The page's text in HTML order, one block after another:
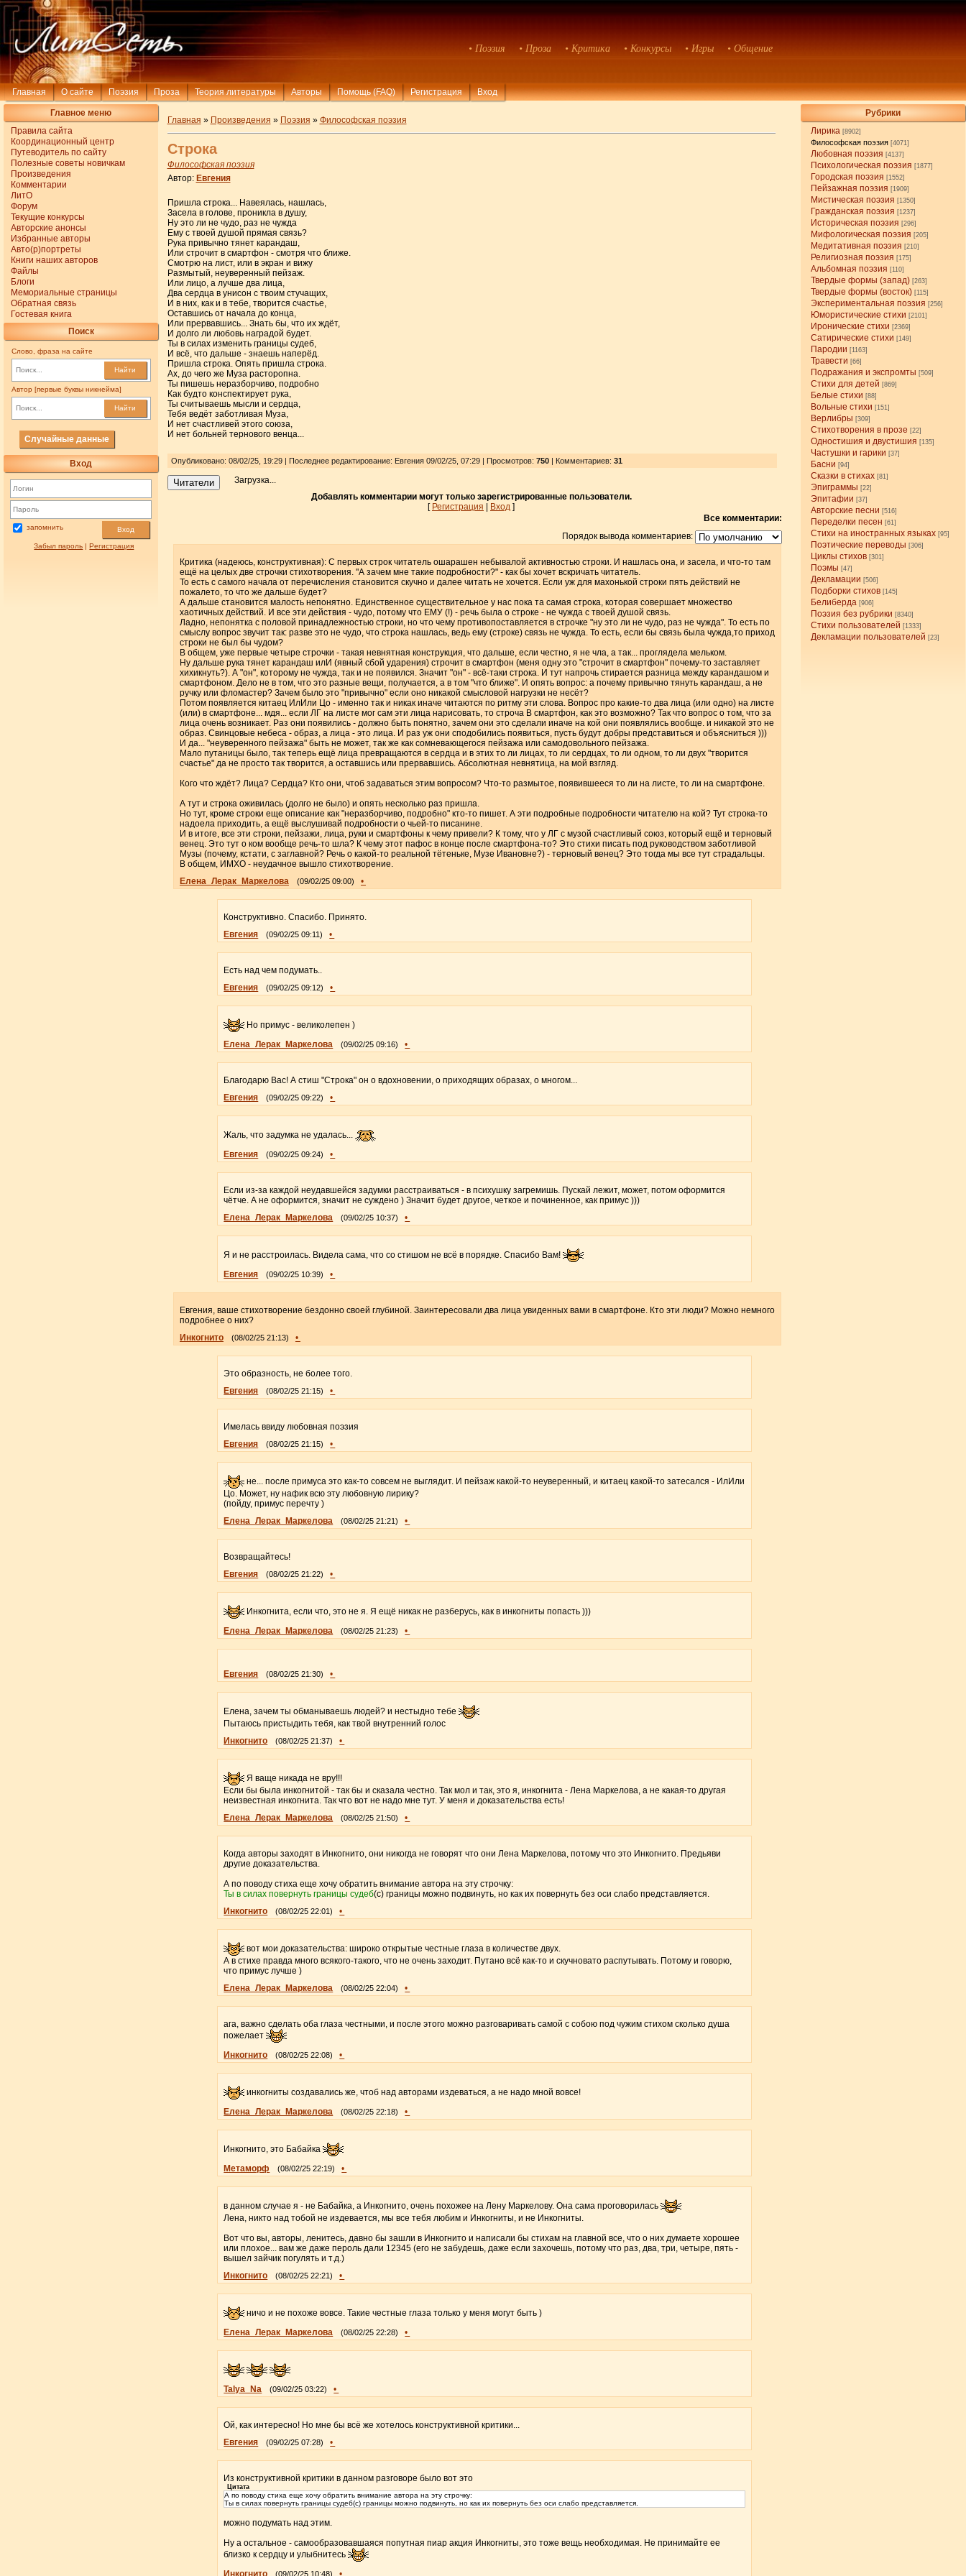
• Поэзия • Проза • Критика • Конкурсы • Игры • Общение
Главная О сайте Поэзия Проза Теория литературы Авторы Помощь (FAQ) Регистрация Вход
Главное меню
Правила сайта
Координационный центр
Путеводитель по сайту
Полезные советы новичкам
Произведения
Комментарии
ЛитО
Форум
Текущие конкурсы
Авторские анонсы
Избранные авторы
Авто(р)портреты
Книги наших авторов
Файлы
Блоги
Мемориальные страницы
Обратная связь
Гостевая книга
Поиск
Слово, фраза на сайте
Найти
Автор [первые буквы никнейма]
Найти
Случайные данные
Вход
запомнить Вход
Забыл пароль |Регистрация
Рубрики
Лирика [8902]
Философская поэзия [4071]
Любовная поэзия [4137]
Психологическая поэзия [1877]
Городская поэзия [1552]
Пейзажная поэзия [1909]
Мистическая поэзия [1350]
Гражданская поэзия [1237]
Историческая поэзия [296]
Мифологическая поэзия [205]
Медитативная поэзия [210]
Религиозная поэзия [175]
Альбомная поэзия [110]
Твердые формы (запад) [263]
Твердые формы (восток) [115]
Экспериментальная поэзия [256]
Юмористические стихи [2101]
Иронические стихи [2369]
Сатирические стихи [149]
Пародии [1163]
Травести [66]
Подражания и экспромты [509]
Стихи для детей [869]
Белые стихи [88]
Вольные стихи [151]
Верлибры [309]
Стихотворения в прозе [22]
Одностишия и двустишия [135]
Частушки и гарики [37]
Басни [94]
Сказки в стихах [81]
Эпиграммы [22]
Эпитафии [37]
Авторские песни [516]
Переделки песен [61]
Стихи на иностранных языках [95]
Поэтические переводы [306]
Циклы стихов [301]
Поэмы [47]
Декламации [506]
Подборки стихов [145]
Белиберда [906]
Поэзия без рубрики [8340]
Стихи пользователей [1333]
Декламации пользователей [23]
Главная » Произведения » Поэзия » Философская поэзия
Строка
Философская поэзия
Автор: Евгения
Пришла строка... Навеялась, нашлась,
Засела в голове, проникла в душу,
Ну это ли не чудо, раз не чужда
Ему с твоей душой прямая связь?
Рука привычно тянет карандаш,
Или строчит в смартфон - смотря что ближе.
Смотрю на лист, или в экран и вижу
Размытый, неуверенный пейзаж.
Или лицо, а лучше два лица,
Два сердца в унисон с твоим стучащих,
И в них, как и в тебе, творится счастье,
Оставшись от начала до конца,
Или прервавшись... Знать бы, что их ждёт,
И долго ли любовь наградой будет.
Ты в силах изменить границы судеб,
И всё, что дальше - знаешь наперёд.
Пришла строка. Опять пришла строка.
Ах, до чего же Муза расторопна.
Ты пишешь неразборчиво, подробно
Как будто конспектирует рука,
Ты считываешь мысли и сердца,
Тебя ведёт заботливая Муза,
И нет счастливей этого союза,
И нет больней тернового венца...
Опубликовано: 08/02/25, 19:29 | Последнее редактирование: Евгения 09/02/25, 07:29 | Просмотров: 750| Комментариев: 31
Читатели
Загрузка...
Добавлять комментарии могут только зарегистрированные пользователи.
[ Регистрация | Вход ]
Все комментарии:
Порядок вывода комментариев:
Критика (надеюсь, конструктивная): С первых строк читатель ошарашен небывалой активностью строки. И нашлась она, и засела, и что-то там
ещё на целых две строчки стихотворения. "А зачем мне такие подробности?" - как бы хочет вскричать читатель.
То есть с самого начала от перечисления становится скучно и далее читать не хочется. Если уж для махонькой строки пять действий не
пожалето, то что же дальше будет?
А дальше становится малость непонятно. Единственное существительное у нас пока та самая строка, которая совершает множество
хаотичных действий. И все эти действия - чудо, потому что ЕМУ (!) - речь была о строке - не чужда с твоей душой связь.
Ладно, непонятка с половой принадлежностью строки, но что чему противопоставляется в строчке "ну это ли не чудо, раз не чужда". То есть по
смыслу вопрос звучит так: разве это не чудо, что строка нашлась, ведь ему (строке) связь не чужда. То есть, если бы связь была чужда,то приход
строки не был бы чудом?
В общем, уже первые четыре строчки - такая невнятная конструкция, что дальше, если честно, я не чла, а так... проглядела мельком.
Ну дальше рука тянет карандаш илИ (явный сбой ударения) строчит в смартфон (меня одну это "строчит в смартфон" почему-то заставляет
хихикнуть?). А "он", которому не чужда, так и не появился. Значит "он" - всё-таки строка. И тут напрочь стирается разница между карандашом и
смартфоном. Дело не в том, что это разные вещи, получается, а в том "что ближе". И опять вопрос: а почему привычно тянуть карандаш, а не
ручку или фломастер? Зачем было это "привычно" если оно никакой смысловой нагрузки не несёт?
Потом появляется китаец ИлИли Цо - именно так и никак иначе читаются по ритму эти слова. Вопрос про какие-то два лица (или одно) на листе
(или) в смартфоне... мдя... если ЛГ на листе мог сам эти лица нарисовать, то строча В смартфон, как это возможно? Так что вопрос о том, что за
лица очень возникает. Раз они появились - должно быть понятно, зачем они это сделали иначе на кой они появлялись вообще. и никакой это не
образ. Свинцовые небеса - образ, а лица - это лица. И раз уж они сподобились появиться, пусть будут добры представиться и объясниться )))
И да... "неуверенного пейзажа" быть не может, так же как сомневающегося пейзажа или самодовольного пейзажа.
Мало путаницы было, так теперь ещё лица превращаются в сердца и в этих то ли лицах, то ли сердцах, то ли одном, то ли двух "творится
счастье" да не просто так творится, а оставшись или прервавшись. Абсолютная невнятица, на мой взгляд.
Кого что ждёт? Лица? Сердца? Кто они, чтоб задаваться этим вопросом? Что-то размытое, появившееся то ли на листе, то ли на смартфоне.
А тут и строка оживилась (долго не было) и опять несколько раз пришла.
Но тут, кроме строки еще описание как "неразборчиво, подробно" кто-то пишет. А эти подробные подробности читателю на кой? Тут строка-то
надоела приходить, а ещё выслушивай подробности о чьей-то писанине.
И в итоге, все эти строки, пейзажи, лица, руки и смартфоны к чему привели? К тому, что у ЛГ с музой счастливый союз, который ещё и терновый
венец. Это тут о ком вообще речь-то шла? К чему этот пафос в конце после смартфона-то? Это стихи писать под руководством заботливой
Музы (почему, кстати, с заглавной? Речь о какой-то реальной тётеньке, Музе Ивановне?) - терновый венец? Это тогда мы все тут страдальцы.
В общем, ИМХО - неудачное вышло стихотворение.
Елена_Лерак_Маркелова
(09/02/25 09:00) •
Конструктивно. Спасибо. Принято.
Евгения
(09/02/25 09:11) •
Есть над чем подумать..
Евгения
(09/02/25 09:12) •
Но примус - великолепен )
Елена_Лерак_Маркелова
(09/02/25 09:16) •
Благодарю Вас! А стиш "Строка" он о вдохновении, о приходящих образах, о многом...
Евгения
(09/02/25 09:22) •
Жаль, что задумка не удалась...
Евгения
(09/02/25 09:24) •
Если из-за каждой неудавшейся задумки расстраиваться - в психушку загремишь. Пускай лежит, может, потом оформится
чётче. А не оформится, значит не суждено ) Значит будет другое, четкое и починенное, как примус )))
Елена_Лерак_Маркелова
(09/02/25 10:37) •
Я и не расстроилась. Видела сама, что со стишом не всё в порядке. Спасибо Вам!
Евгения
(09/02/25 10:39) •
Евгения, ваше стихотворение бездонно своей глубиной. Заинтересовали два лица увиденных вами в смартфоне. Кто эти люди? Можно немного
подробнее о них?
Инкогнито
(08/02/25 21:13) •
Это образность, не более того.
Евгения
(08/02/25 21:15) •
Имелась ввиду любовная поэзия
Евгения
(08/02/25 21:15) •
не... после примуса это как-то совсем не выглядит. И пейзаж какой-то неуверенный, и китаец какой-то затесался - ИлИли
Цо. Может, ну нафик всю эту любовную лирику?
(пойду, примус перечту )
Елена_Лерак_Маркелова
(08/02/25 21:21) •
Возвращайтесь!
Евгения
(08/02/25 21:22) •
Инкогнита, если что, это не я. Я ещё никак не разберусь, как в инкогниты попасть )))
Елена_Лерак_Маркелова
(08/02/25 21:23) •
Евгения (08/02/25 21:30) •
Елена, зачем ты обманываешь людей? и нестыдно тебе
Пытаюсь пристыдить тебя, как твой внутренний голос
Инкогнито
(08/02/25 21:37) •
Я ваще никада не вру!!!
Если бы была инкогнитой - так бы и сказала честно. Так мол и так, это я, инкогнита - Лена Маркелова, а не какая-то другая
неизвестная инкогнита. Так что вот не надо мне тут. У меня и доказательства есть!
Елена_Лерак_Маркелова
(08/02/25 21:50) •
Когда авторы заходят в Инкогнито, они никогда не говорят что они Лена Маркелова, потому что это Инкогнито. Предьяви
другие доказательства.
А по поводу стиха еще хочу обратить внимание автора на эту строчку:
Ты в силах повернуть границы судеб(с) границы можно подвинуть, но как их повернуть без оси слабо представляется.
Инкогнито
(08/02/25 22:01) •
вот мои доказательства: широко открытые честные глаза в количестве двух.
А в стихе правда много всякого-такого, что не очень заходит. Путано всё как-то и скучновато распутывать. Потому и говорю,
что примус лучше )
Елена_Лерак_Маркелова
(08/02/25 22:04) •
ага, важно сделать оба глаза честными, и после этого можно разговаривать самой с собою под чужим стихом сколько душа
пожелает
Инкогнито
(08/02/25 22:08) •
инкогниты создавались же, чтоб над авторами издеваться, а не надо мной вовсе!
Елена_Лерак_Маркелова
(08/02/25 22:18) •
Инкогнито, это Бабайка
Метаморф
(08/02/25 22:19) •
в данном случае я - не Бабайка, а Инкогнито, очень похожее на Лену Маркелову. Она сама проговорилась
Лена, никто над тобой не издевается, мы все тебя любим и Инкогниты, и не Инкогниты.
Вот что вы, авторы, ленитесь, давно бы зашли в Инкогнито и написали бы стихам на главной все, что о них думаете хорошее
или плохое... вам же даже пероль дали 12345 (его не забудешь, даже если захочешь, потому что раз, два, три, четыре, пять -
вышел зайчик погулять и т.д.)
Инкогнито
(08/02/25 22:21) •
ничо и не похоже вовсе. Такие честные глаза только у меня могут быть )
Елена_Лерак_Маркелова
(08/02/25 22:28) •
Talya_Na (09/02/25 03:22) •
Ой, как интересно! Но мне бы всё же хотелось конструктивной критики...
Евгения
(09/02/25 07:28) •
Из конструктивной критики в данном разговоре было вот это
Цитата
А по поводу стиха еще хочу обратить внимание автора на эту строчку:
Ты в силах повернуть границы судеб(с) границы можно подвинуть, но как их повернуть без оси слабо представляется.
можно подумать над этим.
Ну а остальное - самообразовавшаяся попутная пиар акция Инкогниты, это тоже вещь необходимая. Не принимайте ее
близко к сердцу и улыбнитесь
Инкогнито
(09/02/25 10:48) •